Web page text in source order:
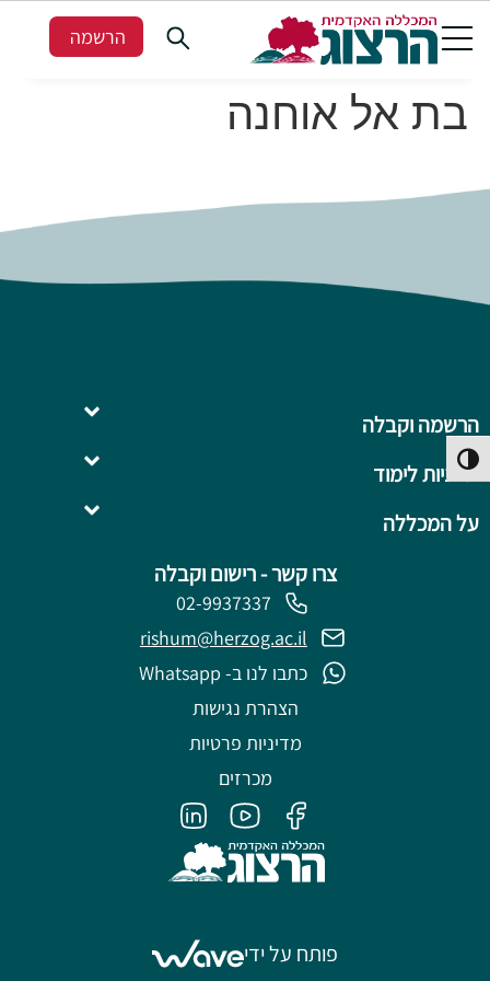
הפעל/כבה ניגודיות גבוהה
הרשמה
בת אל אוחנה
צרו קשר - רישום וקבלה
02-9937337
rishum@herzog.ac.il
כתבו לנו ב- Whatsapp
הצהרת נגישות
מדיניות פרטיות
מכרזים
על המכללה
תוכניות לימוד
הרשמה וקבלה
פותח על ידי